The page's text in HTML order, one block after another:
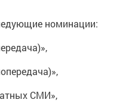
номинации:
СМИ»,